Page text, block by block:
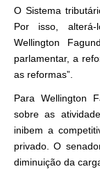
O Sistema
Por isso,
Wellington
parlamentar, a
as reformas”.
Para Wellington
sobre as
inibem a
privado. O
diminuição da